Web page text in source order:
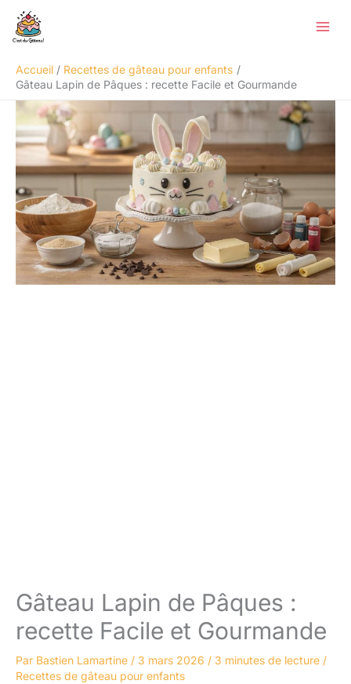
Accueil
Recettes de gâteau pour enfants
Gâteau Lapin de Pâques : recette Facile et Gourmande
Gâteau Lapin de Pâques :
recette Facile et Gourmande
Par Bastien Lamartine / 3 mars 2026 / 3 minutes de lecture /
Recettes de gâteau pour enfants
Rechercher